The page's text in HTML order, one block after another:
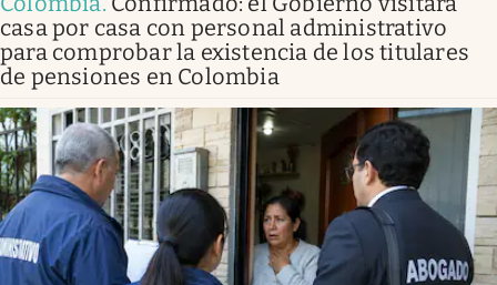
casa por casa con personal administrativo
para comprobar la existencia de los titulares
de pensiones en Colombia